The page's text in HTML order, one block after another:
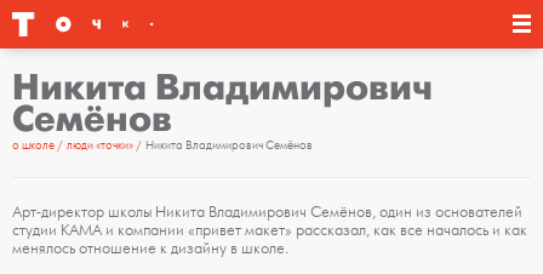
Никита Владимирович
Семёнов
о школе люди «точки» Никита Владимирович Семёнов
Арт-директор школы Никита Владимирович Семёнов, один из основателей
студии KAMA и компании «привет макет» рассказал, как все началось и как
менялось отношение к дизайну в школе.